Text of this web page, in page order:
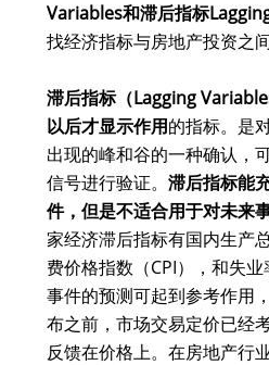
Variables和滞后指标
找经济指标与房地产投资之间
滞后指标（Lagging
以后才显示作用的指标。是
出现的峰和谷的一种确认，
信号进行验证。 滞后指标能
件，但是不适合用于对未来
家经济滞后指标有国内生产
费价格指数（CPI），和失
事件的预测可起到参考作用
布之前，市场交易定价已经
反馈在价格上。在房地产行